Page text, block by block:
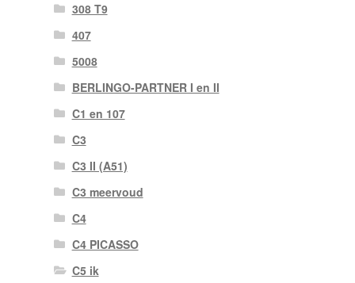
308 T9
407
5008
BERLINGO-PARTNER I en II
C1 en 107
C3
C3 II (A51)
C3 meervoud
C4
C4 PICASSO
C5 ik